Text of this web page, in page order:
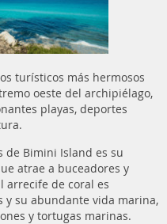
turísticos más hermosos
oeste del archipiélago,
playas, deportes
de Bimini Island es su
atrae a buceadores y
arrecife de coral es
y su abundante vida marina,
y tortugas marinas.